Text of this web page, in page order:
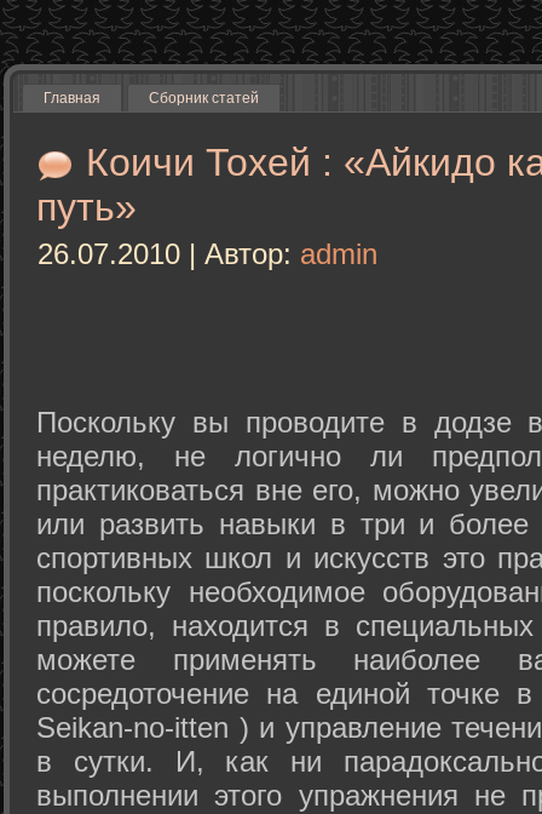
Главная Сборник статей
Коичи Тохей : «Айкидо
путь»
26.07.2010 | Автор: admin
Поскольку вы проводите в додзе
неделю, не логично ли
практиковаться вне его, можно
или развить навыки в три и
спортивных школ и искусств это
поскольку необходимое
правило, находится в
можете применять наиболее
сосредоточение на единой точке
Seikan-­no-­itten ) и управление
в сутки. И, как ни
выполнении этого упражнения не